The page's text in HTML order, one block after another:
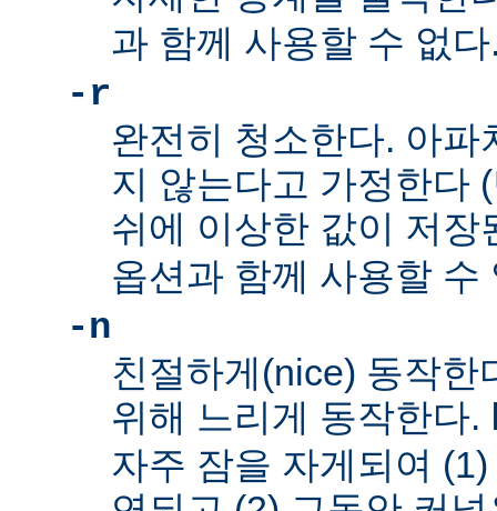
과 함께 사용할 수 없
-r
완전히 청소한다. 아파
지 않는다고 가정한다
쉬에 이상한 값이 저
옵션과 함께 사용할 수
-n
친절하게(nice) 동작한
위해 느리게 동작한다.
자주 잠을 자게되여